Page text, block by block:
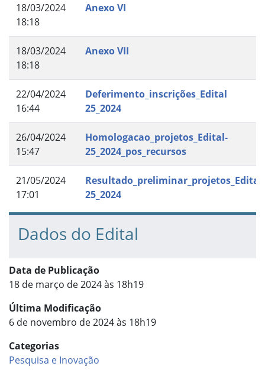
18/03/2024
18:18
Anexo VI
18/03/2024
18:18
Anexo VII
22/04/2024
16:44
Deferimento_inscrições_Edital
25_2024
26/04/2024
15:47
Homologacao_projetos_Edital-
25_2024_pos_recursos
21/05/2024
17:01
Resultado_preliminar_projetos_Edital
25_2024
Dados do Edital
Data de Publicação
18 de março de 2024 às 18h19
Última Modificação
6 de novembro de 2024 às 18h19
Categorias
Pesquisa e Inovação